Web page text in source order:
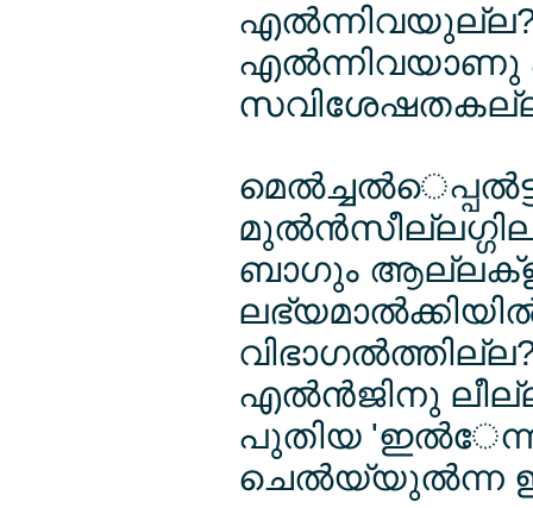
എല്‍ന്നിവയുല്ല?
എല്‍ന്നിവയാണു
ബാഗും
എല്‍ന്‍ജിനു
പുതിയ
ചെല്‍യ്യുല്‍ന്ന